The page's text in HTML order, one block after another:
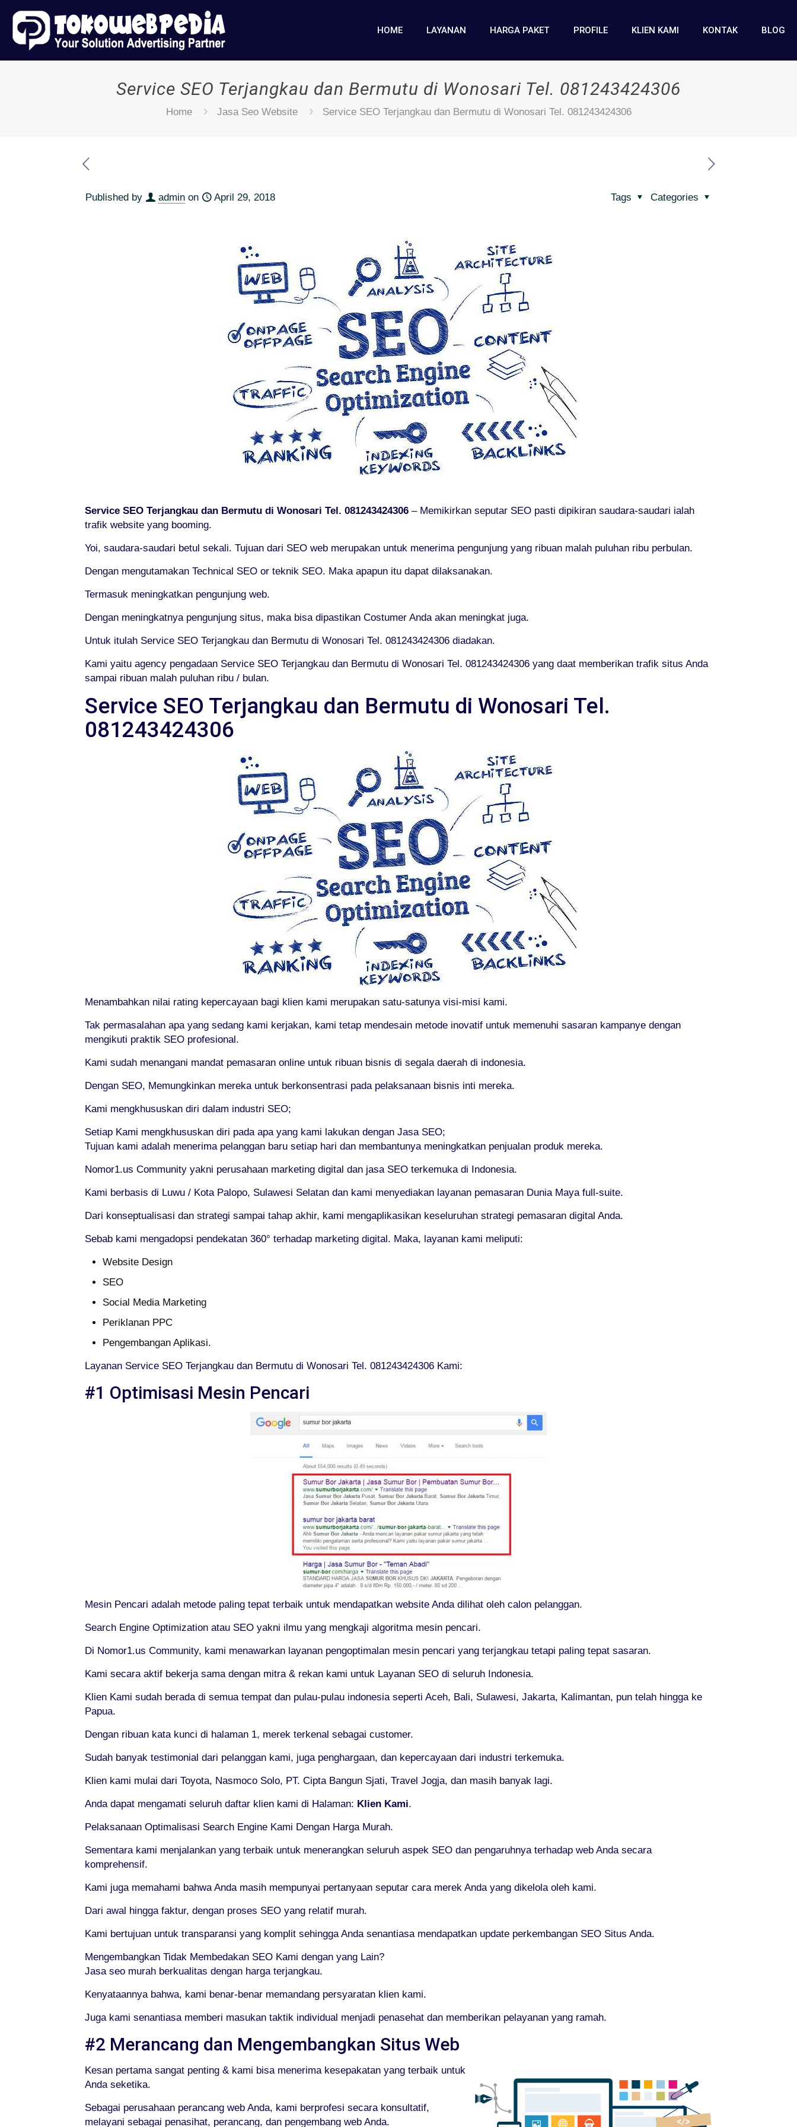
HOME LAYANAN HARGA PAKET PROFILE KLIEN KAMI KONTAK BLOG
Service SEO Terjangkau dan Bermutu di Wonosari Tel. 081243424306
Home Jasa Seo Website Service SEO Terjangkau dan Bermutu di Wonosari Tel. 081243424306
Published by admin on April 29, 2018 Categories
Tags
Service SEO Terjangkau dan Bermutu di Wonosari Tel. 081243424306– Memikirkan seputar SEO pasti dipikiran saudara-saudari ialah
trafik website yang booming.
Yoi, saudara-saudari betul sekali. Tujuan dari SEO web merupakan untuk menerima pengunjung yang ribuan malah puluhan ribu perbulan.
Dengan mengutamakan Technical SEO or teknik SEO. Maka apapun itu dapat dilaksanakan.
Termasuk meningkatkan pengunjung web.
Dengan meningkatnya pengunjung situs, maka bisa dipastikan Costumer Anda akan meningkat juga.
Untuk itulah Service SEO Terjangkau dan Bermutu di Wonosari Tel. 081243424306 diadakan.
Kami yaitu agency pengadaan Service SEO Terjangkau dan Bermutu di Wonosari Tel. 081243424306 yang daat memberikan trafik situs Anda
sampai ribuan malah puluhan ribu / bulan.
Service SEO Terjangkau dan Bermutu di Wonosari Tel.
081243424306
Menambahkan nilai rating kepercayaan bagi klien kami merupakan satu-satunya visi-misi kami.
Tak permasalahan apa yang sedang kami kerjakan, kami tetap mendesain metode inovatif untuk memenuhi sasaran kampanye dengan
mengikuti praktik SEO profesional.
Kami sudah menangani mandat pemasaran online untuk ribuan bisnis di segala daerah di indonesia.
Dengan SEO, Memungkinkan mereka untuk berkonsentrasi pada pelaksanaan bisnis inti mereka.
Kami mengkhususkan diri dalam industri SEO;
Setiap Kami mengkhususkan diri pada apa yang kami lakukan dengan Jasa SEO;
Tujuan kami adalah menerima pelanggan baru setiap hari dan membantunya meningkatkan penjualan produk mereka.
Nomor1.us Community yakni perusahaan marketing digital dan jasa SEO terkemuka di Indonesia.
Kami berbasis di Luwu / Kota Palopo, Sulawesi Selatan dan kami menyediakan layanan pemasaran Dunia Maya full-suite.
Dari konseptualisasi dan strategi sampai tahap akhir, kami mengaplikasikan keseluruhan strategi pemasaran digital Anda.
Sebab kami mengadopsi pendekatan 360° terhadap marketing digital. Maka, layanan kami meliputi:
Website Design
SEO
Social Media Marketing
Periklanan PPC
Pengembangan Aplikasi.
Layanan Service SEO Terjangkau dan Bermutu di Wonosari Tel. 081243424306 Kami:
#1 Optimisasi Mesin Pencari
Mesin Pencari adalah metode paling tepat terbaik untuk mendapatkan website Anda dilihat oleh calon pelanggan.
Search Engine Optimization atau SEO yakni ilmu yang mengkaji algoritma mesin pencari.
Di Nomor1.us Community, kami menawarkan layanan pengoptimalan mesin pencari yang terjangkau tetapi paling tepat sasaran.
Kami secara aktif bekerja sama dengan mitra & rekan kami untuk Layanan SEO di seluruh Indonesia.
Klien Kami sudah berada di semua tempat dan pulau-pulau indonesia seperti Aceh, Bali, Sulawesi, Jakarta, Kalimantan, pun telah hingga ke
Papua.
Dengan ribuan kata kunci di halaman 1, merek terkenal sebagai customer.
Sudah banyak testimonial dari pelanggan kami, juga penghargaan, dan kepercayaan dari industri terkemuka.
Klien kami mulai dari Toyota, Nasmoco Solo, PT. Cipta Bangun Sjati, Travel Jogja, dan masih banyak lagi.
Anda dapat mengamati seluruh daftar klien kami di Halaman: Klien Kami.
Pelaksanaan Optimalisasi Search Engine Kami Dengan Harga Murah.
Sementara kami menjalankan yang terbaik untuk menerangkan seluruh aspek SEO dan pengaruhnya terhadap web Anda secara
komprehensif.
Kami juga memahami bahwa Anda masih mempunyai pertanyaan seputar cara merek Anda yang dikelola oleh kami.
Dari awal hingga faktur, dengan proses SEO yang relatif murah.
Kami bertujuan untuk transparansi yang komplit sehingga Anda senantiasa mendapatkan update perkembangan SEO Situs Anda.
Mengembangkan Tidak Membedakan SEO Kami dengan yang Lain?
Jasa seo murah berkualitas dengan harga terjangkau.
Kenyataannya bahwa, kami benar-benar memandang persyaratan klien kami.
Juga kami senantiasa memberi masukan taktik individual menjadi penasehat dan memberikan pelayanan yang ramah.
#2 Merancang dan Mengembangkan Situs Web
Kesan pertama sangat penting & kami bisa menerima kesepakatan yang terbaik untuk
Anda seketika.
Sebagai perusahaan perancang web Anda, kami berprofesi secara konsultatif,
melayani sebagai penasihat, perancang, dan pengembang web Anda.